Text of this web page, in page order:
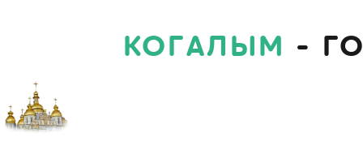
КОГАЛЫМ -